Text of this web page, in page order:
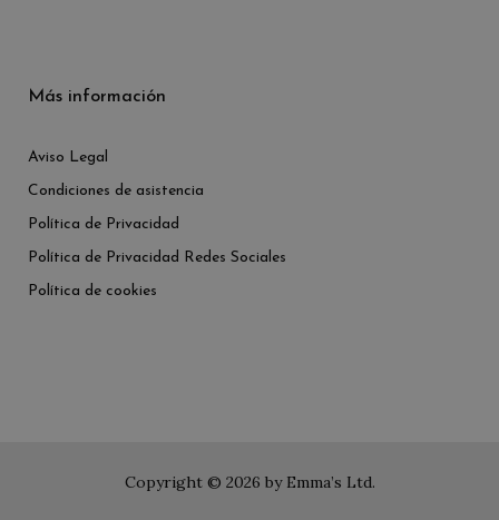
Más información
Aviso Legal
Condiciones de asistencia
Política de Privacidad
Política de Privacidad Redes Sociales
Política de cookies
Copyright © 2026 by Emma’s Ltd.